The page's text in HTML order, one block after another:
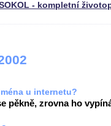
- kompletní
u internetu?
pěkně, zrovna ho